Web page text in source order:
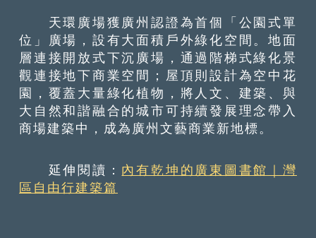
天環廣場獲廣州認證為首個「公園式單
位」廣場，設有大面積戶外綠化空間。地面
層連接開放式下沉廣場，通過階梯式綠化景
觀連接地下商業空間；屋頂則設計為空中花
園，覆蓋大量綠化植物，將人文、建築、與
大自然和諧融合的城市可持續發展理念帶入
商場建築中，成為廣州文藝商業新地標。
延伸閱讀： 內有乾坤的廣東圖書館｜灣
區自由行建築篇